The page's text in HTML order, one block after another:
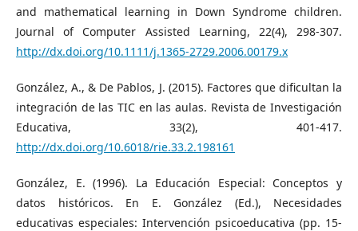
and mathematical learning in Down Syndrome children.
Journal of Computer Assisted Learning, 22(4), 298-307.
http://dx.doi.org/10.1111/j.1365-2729.2006.00179.x
González, A., & De Pablos, J. (2015). Factores que dificultan la
integración de las TIC en las aulas. Revista de Investigación
Educativa, 33(2), 401-417.
http://dx.doi.org/10.6018/rie.33.2.198161
González, E. (1996). La Educación Especial: Conceptos y
datos históricos. En E. González (Ed.), Necesidades
educativas especiales: Intervención psicoeducativa (pp. 15-